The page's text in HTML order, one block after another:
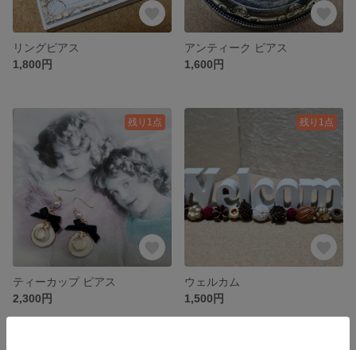
リングピアス
1,800円
アンティーク ピアス
1,600円
残り1点
ティーカップ ピアス
2,300円
残り1点
ウェルカム
1,500円